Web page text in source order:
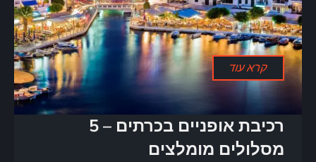
קרא עוד
רכיבת אופניים בכרתים – 5
מסלולים מומלצים